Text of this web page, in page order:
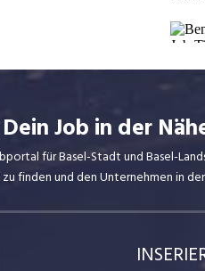
Job in der
für Basel-Stadt und Basel-
finden und den Unternehmen in